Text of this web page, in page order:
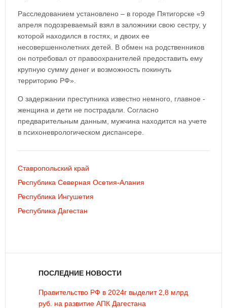
Расследованием установлено – в городе Пятигорске «9
апреля подозреваемый взял в заложники свою сестру, у
которой находился в гостях, и двоих ее
несовершеннолетних детей. В обмен на родственников
он потребовал от правоохранителей предоставить ему
крупную сумму денег и возможность покинуть
территорию РФ».
О задержании преступника известно немного, главное -
женщина и дети не пострадали. Согласно
предварительным данным, мужчина находится на учете
в психоневрологическом диспансере.
Ставропольский край
Республика Северная Осетия-Алания
Республика Ингушетия
Республика Дагестан
ПОСЛЕДНИЕ НОВОСТИ
Правительство РФ в 2024г выделит 2,8 млрд
руб. на развитие АПК Дагестана